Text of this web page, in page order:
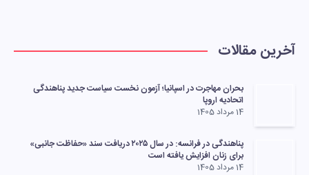
آخرین مقالات
بحران مهاجرت در اسپانیا؛ آزمون نخست سیاست جدید پناهندگی
اتحادیه اروپا
14 مرداد 1405
پناهندگی در فرانسه: در سال ۲۰۲۵ دریافت سند «حفاظت جانبی»
برای زنان افزایش یافته است
14 مرداد 1405